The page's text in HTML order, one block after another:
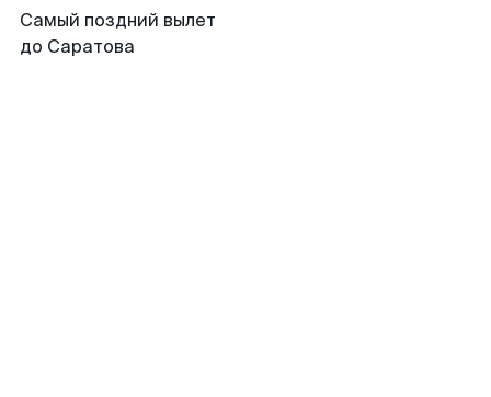
Самый поздний вылет
до Саратова